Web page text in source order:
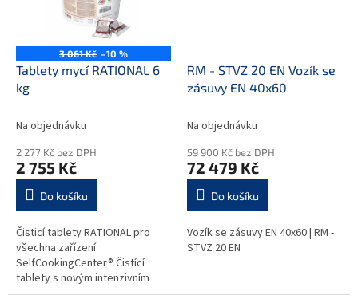
3 061 Kč –10 %
Tablety mycí RATIONAL 6
kg
Na objednávku
2 277 Kč bez DPH
2 755 Kč
Do košíku
Čisticí tablety RATIONAL pro
všechna zařízení
SelfCookingCenter® Čistící
tablety s novým intenzivním
komplexem účinných látek,
RM - STVZ 20 EN Vozík se
zásuvy EN 40x60
Na objednávku
59 900 Kč bez DPH
72 479 Kč
Do košíku
Vozík se zásuvy EN 40x60 | RM -
STVZ 20 EN